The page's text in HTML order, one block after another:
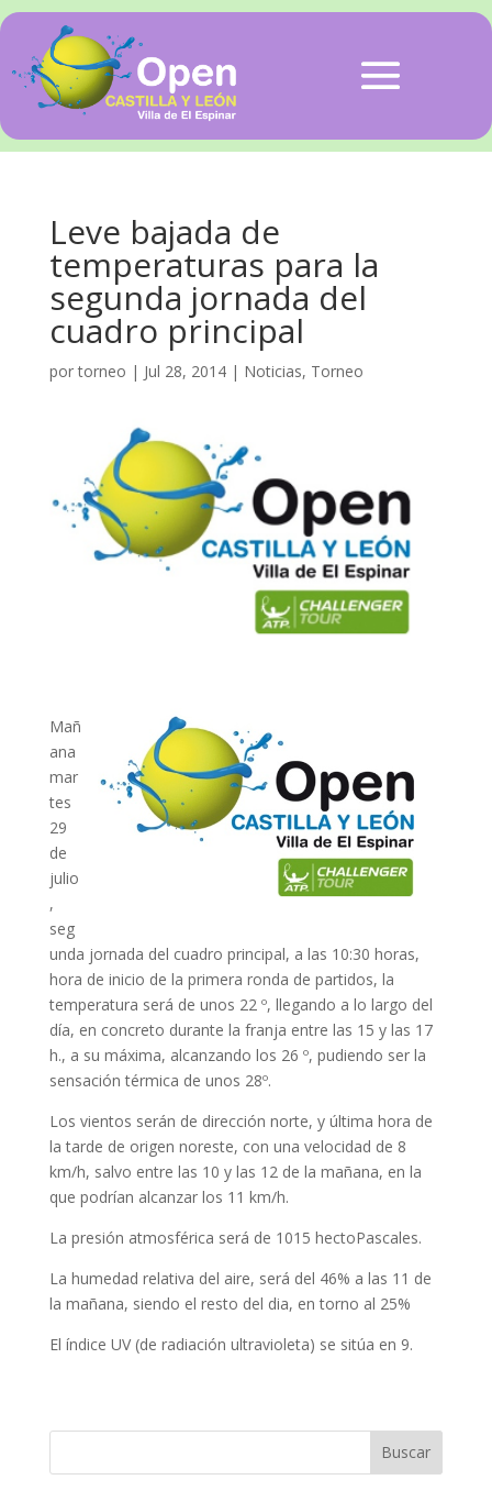
Leve bajada de
temperaturas para la
segunda jornada del
cuadro principal
portorneo | Jul 28, 2014| Noticias, Torneo
Mañ
ana
mar
tes
29
de
julio
,
seg
unda jornada del cuadro principal, a las 10:30 horas,
hora de inicio de la primera ronda de partidos, la
temperatura será de unos 22 º, llegando a lo largo del
día, en concreto durante la franja entre las 15 y las 17
h., a su máxima, alcanzando los 26 º, pudiendo ser la
sensación térmica de unos 28º.
Los vientos serán de dirección norte, y última hora de
la tarde de origen noreste, con una velocidad de 8
km/h, salvo entre las 10 y las 12 de la mañana, en la
que podrían alcanzar los 11 km/h.
La presión atmosférica será de 1015 hectoPascales.
La humedad relativa del aire, será del 46% a las 11 de
la mañana, siendo el resto del dia, en torno al 25%
El índice UV (de radiación ultravioleta) se sitúa en 9.